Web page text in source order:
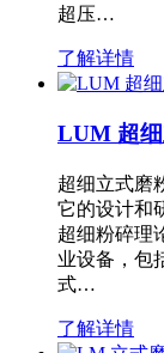
超压…
了解详情
LUM 超
超细立式磨
它的设计和
超细粉碎理
业设备，包
式…
了解详情